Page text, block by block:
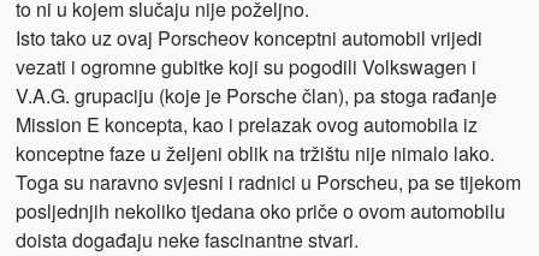
to ni u kojem slučaju nije poželjno.
Isto tako uz ovaj Porscheov konceptni automobil vrijedi
vezati i ogromne gubitke koji su pogodili Volkswagen i
V.A.G. grupaciju (koje je Porsche član), pa stoga rađanje
Mission E koncepta, kao i prelazak ovog automobila iz
konceptne faze u željeni oblik na tržištu nije nimalo lako.
Toga su naravno svjesni i radnici u Porscheu, pa se tijekom
posljednjih nekoliko tjedana oko priče o ovom automobilu
doista događaju neke fascinantne stvari.